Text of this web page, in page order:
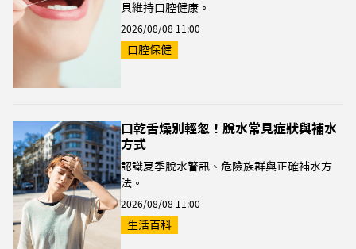
具維持口腔健康。
2026/08/08 11:00
口腔保健
口乾舌燥別輕忽！脫水常見症狀與補水
方式
認識夏季脫水警訊、危險族群與正確補水方
法。
2026/08/08 11:00
生活百科